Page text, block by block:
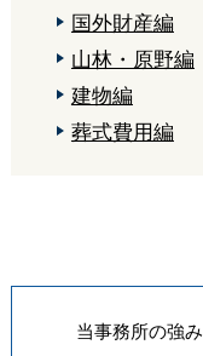
国外財産編
山林・原野編
建物編
葬式費用編
当事務所の強み